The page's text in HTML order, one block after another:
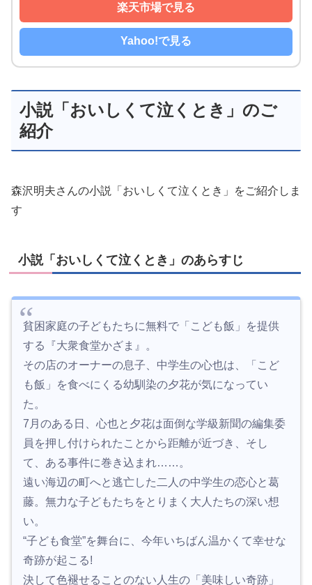
楽天市場で見る
Yahoo!で見る
小説「おいしくて泣くとき」のご
紹介
森沢明夫さんの小説「おいしくて泣くとき」をご紹介しま
す
小説「おいしくて泣くとき」のあらすじ
貧困家庭の子どもたちに無料で「こども飯」を提供
する『大衆食堂かざま』。
その店のオーナーの息子、中学生の心也は、「こど
も飯」を食べにくる幼馴染の夕花が気になってい
た。
7月のある日、心也と夕花は面倒な学級新聞の編集委
員を押し付けられたことから距離が近づき、そし
て、ある事件に巻き込まれ……。
遠い海辺の町へと逃亡した二人の中学生の恋心と葛
藤。無力な子どもたちをとりまく大人たちの深い想
い。
“子ども食堂”を舞台に、今年いちばん温かくて幸せな
奇跡が起こる!
決して色褪せることのない人生の「美味しい奇跡」